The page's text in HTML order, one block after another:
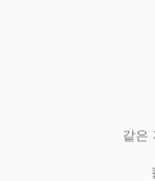
같은